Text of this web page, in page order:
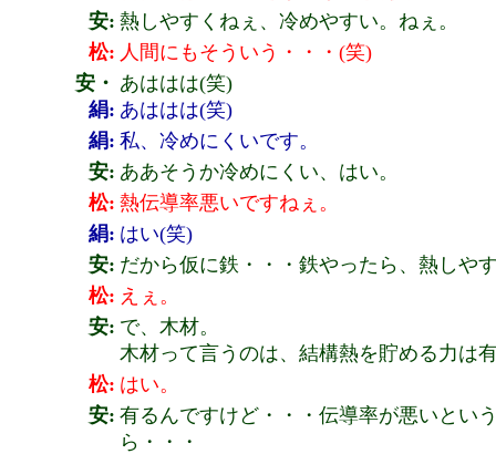
安: 熱しやすくねぇ、冷めやすい。ねぇ。
松: 人間にもそういう・・・(笑)
安・
絹:
あははは(笑)
あははは(笑)
絹: 私、冷めにくいです。
安: ああそうか冷めにくい、はい。
松: 熱伝導率悪いですねぇ。
絹: はい(笑)
安: だから仮に鉄・・・鉄やったら、熱しや
松: えぇ。
安: で、木材。
木材って言うのは、結構熱を貯める力は
松: はい。
安: 有るんですけど・・・伝導率が悪いとい
ら・・・